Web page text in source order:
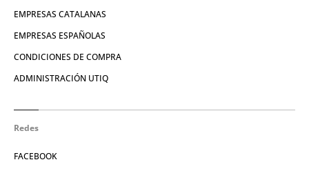
EMPRESAS CATALANAS
EMPRESAS ESPAÑOLAS
CONDICIONES DE COMPRA
ADMINISTRACIÓN UTIQ
Redes
FACEBOOK